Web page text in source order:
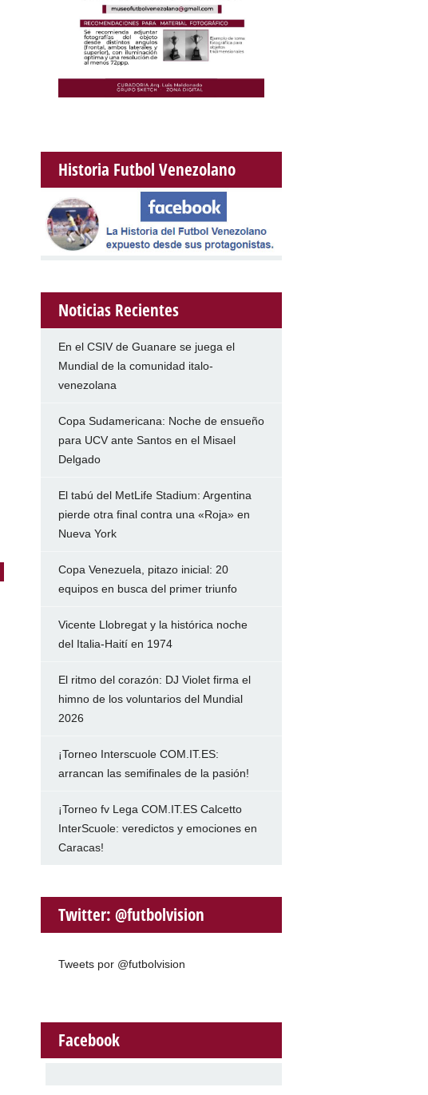
Historia Futbol Venezolano
Noticias Recientes
En el CSIV de Guanare se juega el
Mundial de la comunidad italo-
venezolana
Copa Sudamericana: Noche de ensueño
para UCV ante Santos en el Misael
Delgado
El tabú del MetLife Stadium: Argentina
pierde otra final contra una «Roja» en
Nueva York
Copa Venezuela, pitazo inicial: 20
equipos en busca del primer triunfo
Vicente Llobregat y la histórica noche
del Italia-Haití en 1974
El ritmo del corazón: DJ Violet firma el
himno de los voluntarios del Mundial
2026
¡Torneo Interscuole COM.IT.ES:
arrancan las semifinales de la pasión!
¡Torneo fv Lega COM.IT.ES Calcetto
InterScuole: veredictos y emociones en
Caracas!
Twitter: @futbolvision
Tweets por @futbolvision
Facebook